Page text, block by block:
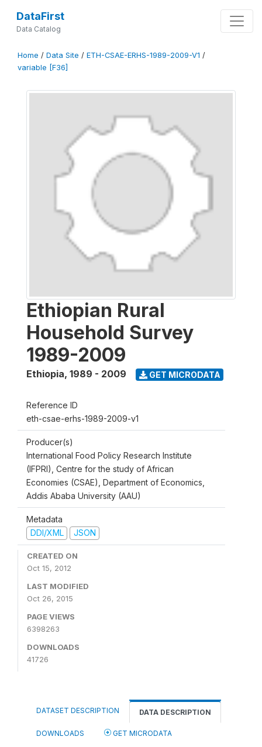
DataFirst
Data Catalog
Home / Data Site / ETH-CSAE-ERHS-1989-2009-V1 /
variable [F36]
Ethiopian Rural
Household Survey
1989-2009
Ethiopia, 1989 - 2009 GET MICRODATA
Reference ID
eth-csae-erhs-1989-2009-v1
Producer(s)
International Food Policy Research Institute
(IFPRI), Centre for the study of African
Economies (CSAE), Department of Economics,
Addis Ababa University (AAU)
Metadata
DDI/XML
JSON
CREATED ON
Oct 15, 2012
LAST MODIFIED
Oct 26, 2015
PAGE VIEWS
6398263
DOWNLOADS
41726
DATASET DESCRIPTION DATA DESCRIPTION
DOWNLOADS GET MICRODATA